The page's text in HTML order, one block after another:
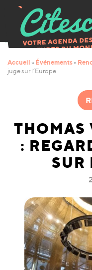
Accueil » Événements »
juge sur l’Europe
THOMAS
:
SUR